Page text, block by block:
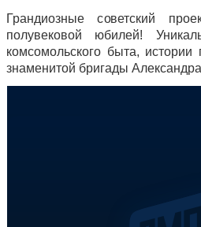
Грандиозные советский
полувековой юбилей!
комсомольского быта,
знаменитой бригады